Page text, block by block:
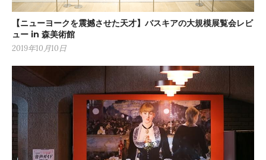
【ニューヨークを震撼させた天才】バスキアの大規模展覧会レビ
ュー in 森美術館
2019年10月10日